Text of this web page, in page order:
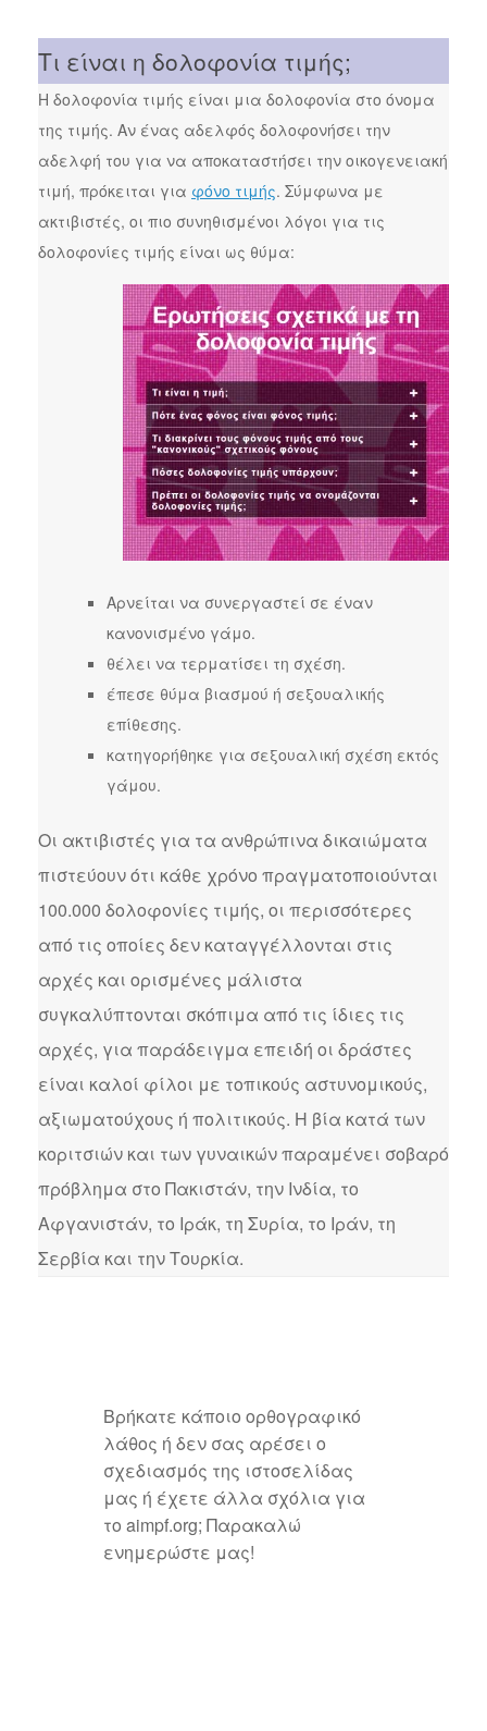
Τι είναι η δολοφονία τιμής;
Η δολοφονία τιμής είναι μια δολοφονία στο όνομα
της τιμής. Αν ένας αδελφός δολοφονήσει την
αδελφή του για να αποκαταστήσει την οικογενειακή
τιμή, πρόκειται για φόνο τιμής. Σύμφωνα με
ακτιβιστές, οι πιο συνηθισμένοι λόγοι για τις
δολοφονίες τιμής είναι ως θύμα:
Αρνείται να συνεργαστεί σε έναν
κανονισμένο γάμο.
θέλει να τερματίσει τη σχέση.
έπεσε θύμα βιασμού ή σεξουαλικής
επίθεσης.
κατηγορήθηκε για σεξουαλική σχέση εκτός
γάμου.
Οι ακτιβιστές για τα ανθρώπινα δικαιώματα
πιστεύουν ότι κάθε χρόνο πραγματοποιούνται
100.000 δολοφονίες τιμής, οι περισσότερες
από τις οποίες δεν καταγγέλλονται στις
αρχές και ορισμένες μάλιστα
συγκαλύπτονται σκόπιμα από τις ίδιες τις
αρχές, για παράδειγμα επειδή οι δράστες
είναι καλοί φίλοι με τοπικούς αστυνομικούς,
αξιωματούχους ή πολιτικούς. Η βία κατά των
κοριτσιών και των γυναικών παραμένει σοβαρό
πρόβλημα στο Πακιστάν, την Ινδία, το
Αφγανιστάν, το Ιράκ, τη Συρία, το Ιράν, τη
Σερβία και την Τουρκία.
Βρήκατε κάποιο ορθογραφικό
λάθος ή δεν σας αρέσει ο
σχεδιασμός της ιστοσελίδας
μας ή έχετε άλλα σχόλια για
το aimpf.org; Παρακαλώ
ενημερώστε μας!